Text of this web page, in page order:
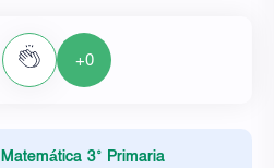
+0
Matemática 3° Primaria